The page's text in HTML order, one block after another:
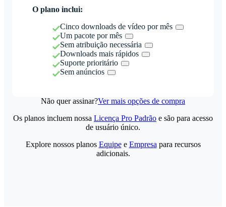
O plano inclui:
Cinco downloads de vídeo por mês
Um pacote por mês
Sem atribuição necessária
Downloads mais rápidos
Suporte prioritário
Sem anúncios
Não quer assinar?Ver mais opções de compra
Os planos incluem nossa Licença Pro Padrão e são para acesso
de usuário único.
Explore nossos planos Equipee Empresa para recursos
adicionais.